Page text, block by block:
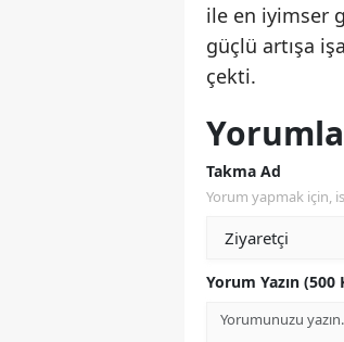
ile en iyimser
güçlü artışa
çekti.
Takma Ad
Yorum yapmak için,
Yorum Yazın